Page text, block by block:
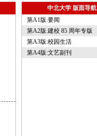
中北大学 版面导航
第A1版:要闻
第A2版:建校 85 周年专版
第A3版:校园生活
第A4版:文艺副刊